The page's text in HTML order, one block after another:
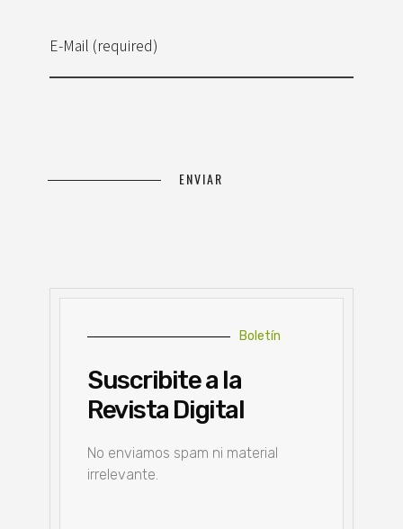
E-Mail (required)
Boletín
Suscribite a la
Revista Digital
No enviamos spam ni material
irrelevante.